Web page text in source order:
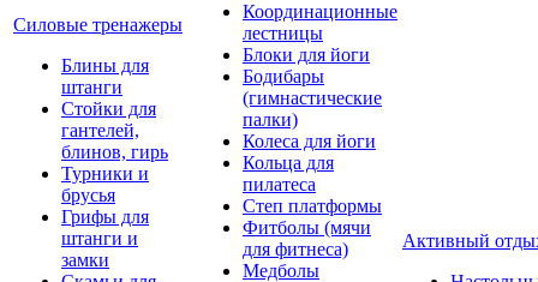
Силовые тренажеры
Блины для
штанги
Стойки для
гантелей,
блинов, гирь
Турники и
брусья
Грифы для
штанги и
замки
Координационные
лестницы
Блоки для йоги
Бодибары
(гимнастические
палки)
Колеса для йоги
Кольца для
пилатеса
Степ платформы
Фитболы (мячи
для фитнеса)
Медболы
Активный